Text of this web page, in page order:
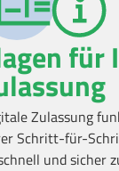
für
Zulassung
Schritt-für-
und sicher